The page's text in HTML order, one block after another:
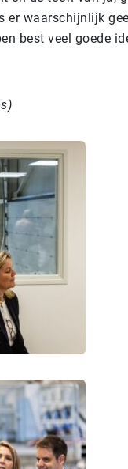
er waarschijnlijk
best veel goede